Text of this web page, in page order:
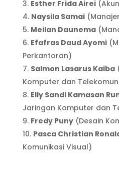
Esther Frida Airei
Naysila Samai
Meilan Daunema
Efafras Daud Ayomi
Perkantoran)
Salmon Lasarus Kaiba
Komputer dan
Elly Sandi Kamasan
Jaringan Komputer dan
Fredy Puny(Desain
Pasca Christian
Komunikasi Visual)